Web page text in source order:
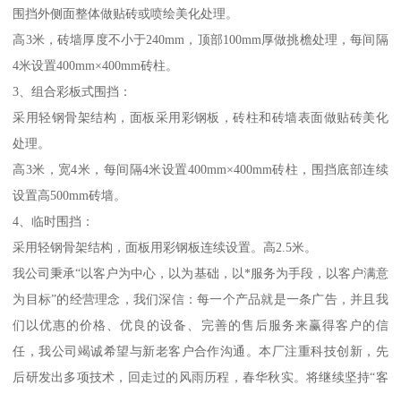
围挡外侧面整体做贴砖或喷绘美化处理。
高3米，砖墙厚度不小于240mm，顶部100mm厚做挑檐处理，每间隔
4米设置400mm×400mm砖柱。
3、组合彩板式围挡：
采用轻钢骨架结构，面板采用彩钢板，砖柱和砖墙表面做贴砖美化
处理。
高3米，宽4米，每间隔4米设置400mm×400mm砖柱，围挡底部连续
设置高500mm砖墙。
4、临时围挡：
采用轻钢骨架结构，面板用彩钢板连续设置。高2.5米。
我公司秉承“以客户为中心，以为基础，以*服务为手段，以客户满意
为目标”的经营理念，我们深信：每一个产品就是一条广告，并且我
们以优惠的价格、优良的设备、完善的售后服务来赢得客户的信
任，我公司竭诚希望与新老客户合作沟通。本厂注重科技创新，先
后研发出多项技术，回走过的风雨历程，春华秋实。将继续坚持“客